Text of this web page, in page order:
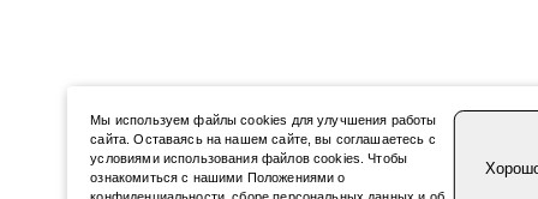
Мы используем файлы cookies для улучшения работы
сайта. Оставаясь на нашем сайте, вы соглашаетесь с
условиями использования файлов cookies. Чтобы
ознакомиться с нашими Положениями о